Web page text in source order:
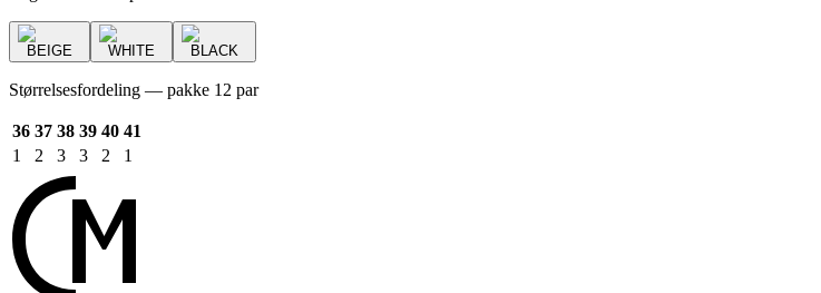
BEIGE WHITE BLACK
Størrelsesfordeling — pakke 12 par
36 37 38 39 40 41
1
2 3 3 2 1